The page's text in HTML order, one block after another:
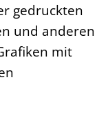
gedruckten
und anderen
mit